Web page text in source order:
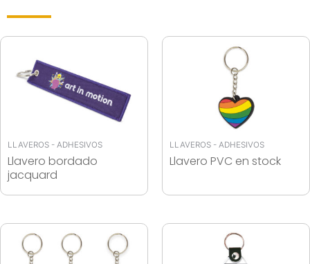
LLAVEROS - ADHESIVOS
Llavero bordado
jacquard
LLAVEROS - ADHESIVOS
Llavero PVC en stock